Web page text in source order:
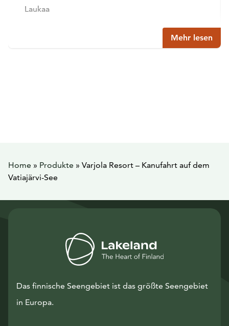
Laukaa
Mehr lesen
Home » Produkte » Varjola Resort – Kanufahrt auf dem
Vatiajärvi-See
Das finnische Seengebiet ist das größte Seengebiet
in Europa.